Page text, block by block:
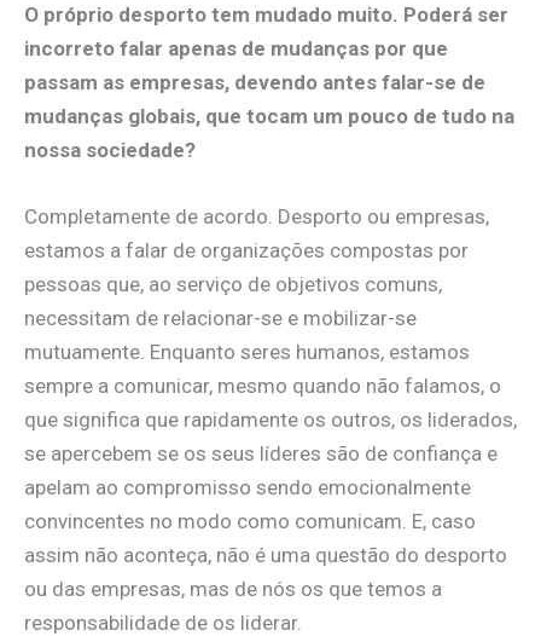
O próprio desporto tem mudado muito. Poderá ser
incorreto falar apenas de mudanças por que
passam as empresas, devendo antes falar-se de
mudanças globais, que tocam um pouco de tudo na
nossa sociedade?
Completamente de acordo. Desporto ou empresas,
estamos a falar de organizações compostas por
pessoas que, ao serviço de objetivos comuns,
necessitam de relacionar-se e mobilizar-se
mutuamente. Enquanto seres humanos, estamos
sempre a comunicar, mesmo quando não falamos, o
que significa que rapidamente os outros, os liderados,
se apercebem se os seus líderes são de confiança e
apelam ao compromisso sendo emocionalmente
convincentes no modo como comunicam. E, caso
assim não aconteça, não é uma questão do desporto
ou das empresas, mas de nós os que temos a
responsabilidade de os liderar.